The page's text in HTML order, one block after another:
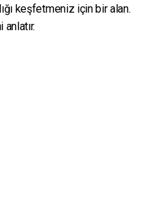
keşfetmeniz için bir alan.